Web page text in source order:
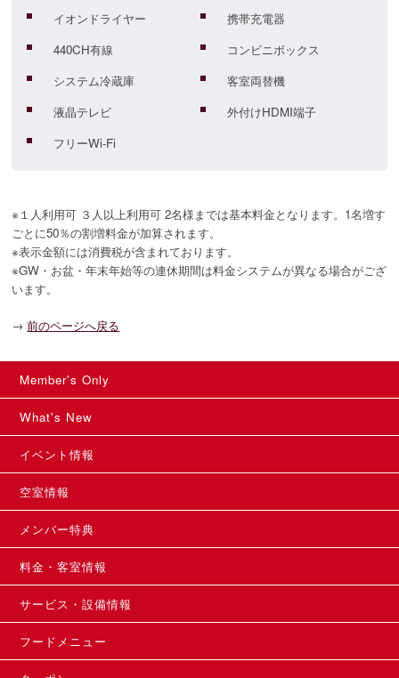
イオンドライヤー
携帯充電器
440CH有線
コンビニボックス
システム冷蔵庫
客室両替機
液晶テレビ
外付けHDMI端子
フリーWi-Fi
※１人利用可 ３人以上利用可 2名様までは基本料金となります。1名増す
ごとに50％の割増料金が加算されます。
※表示金額には消費税が含まれております。
※GW・お盆・年末年始等の連休期間は料金システムが異なる場合がござ
います。
→ 前のページへ戻る
Member's Only
What's New
イベント情報
空室情報
メンバー特典
料金・客室情報
サービス・設備情報
フードメニュー